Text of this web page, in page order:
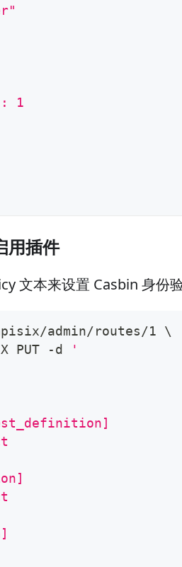
1
用插件
文本来设置 Casbin 身份
admin/routes/1 \
PUT -d
'